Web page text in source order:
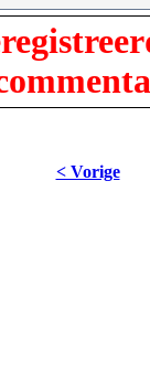
< Vorige